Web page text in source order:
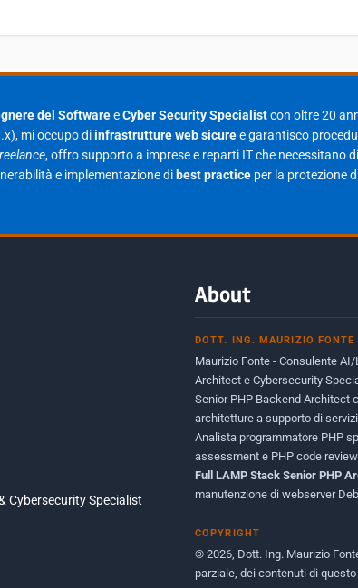
del SoftwareeCyber Security Specialistcon oltre 20
mi occupo diinfrastrutture web sicuree garantisco
, offro supporto a imprese e reparti IT che necessitano di
e implementazione di best practice per la protezione
Cybersecurity Specialist
About
DOTT. ING. MAURIZIO FONTE
Maurizio Fonte - Consulente
Architect e Cybersecurity
Senior PHP Backend Architect
architetture a supporto di
Analista programmatore PHP
assessment e PHP code
Full LAMP Stack Senior PHP
manutenzione di webserver
COPYRIGHT
© 2026, Dott. Ing. Maurizio
parziale, dei contenuti di